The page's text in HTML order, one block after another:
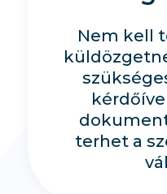
Nem kell
terhet a